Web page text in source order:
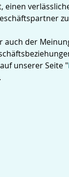
einen
auch der
unserer Seite "